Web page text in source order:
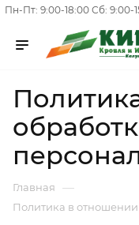
Пн-Пт: 9:00-18:00 Сб: 9:00-
Главная —
Политика в